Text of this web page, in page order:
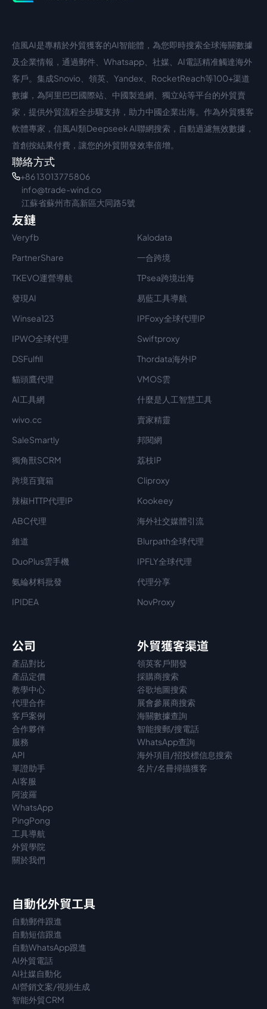
中文入口
信風AI是專精於外貿獲客的AI智能體，為您即時搜索全球海關數據
及企業情報，通過郵件、Whatsapp、社媒、AI電話精准觸達海外
客戶。集成Snovio、領英、Yandex、RocketReach等100+渠道
數據，為阿里巴巴國際站、中國製造網、獨立站等平台的外貿賣
家，提供外貿流程全步驟支持，助力中國企業出海。作為外貿獲客
軟體專家，信風AI類Deepseek AI聯網搜索，自動過濾無效數據，
首創按結果付費，讓您的外貿開發效率倍增。
聯絡方式
+86 13013775806
info@trade-wind.co
江蘇省蘇州市高新區大同路5號
友鏈
Veryfb
Kalodata
PartnerShare
一合跨境
TKEVO運營導航
TPsea跨境出海
發現AI
易藍工具導航
Winsea123
IPFoxy全球代理IP
IPWO全球代理
Swiftproxy
DSFulfill
Thordata海外IP
貓頭鷹代理
VMOS雲
AI工具網
什麼是人工智慧工具
wivo.cc
賣家精靈
SaleSmartly
邦閱網
獨角獸SCRM
荔枝IP
跨境百寶箱
Cliproxy
辣椒HTTP代理IP
Kookeey
ABC代理
海外社交媒體引流
維道
Blurpath全球代理
DuoPlus雲手機
IPFLY全球代理
氨綸材料批發
代理分享
IPIDEA
NovProxy
公司
產品對比
產品定價
教學中心
代理合作
客戶案例
合作夥伴
服務
API
單證助手
AI客服
阿波羅
WhatsApp
PingPong
工具導航
外貿學院
關於我們
外貿獲客渠道
領英客戶開發
採購商搜索
谷歌地圖搜索
展會參展商搜索
海關數據查詢
智能搜郵/搜電話
WhatsApp查詢
海外項目/招投標信息搜索
名片/名冊掃描獲客
自動化外貿工具
自動郵件跟進
自動短信跟進
自動WhatsApp跟進
AI外貿電話
AI社媒自動化
AI營銷文案/視頻生成
智能外貿CRM